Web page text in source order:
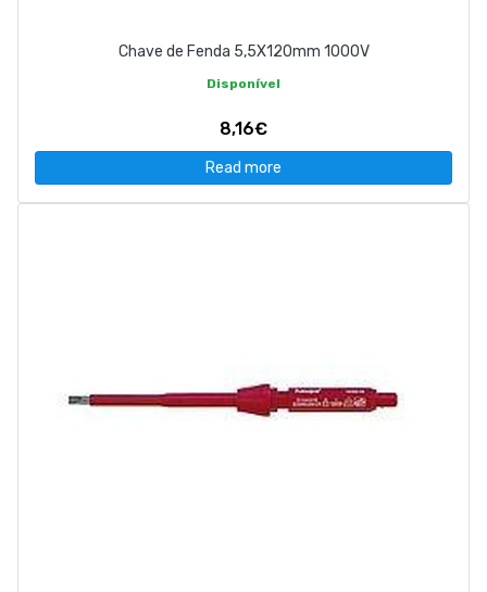
Chave de Fenda 5,5X120mm 1000V
Disponível
8,16€
Read more